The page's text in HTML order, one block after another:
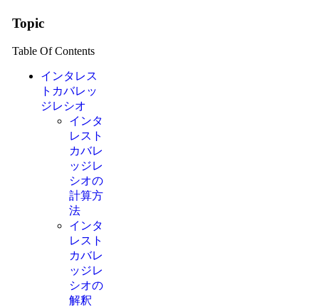
Topic
Table Of Contents
インタレス
トカバレッ
ジレシオ
インタ
レスト
カバレ
ッジレ
シオの
計算方
法
インタ
レスト
カバレ
ッジレ
シオの
解釈